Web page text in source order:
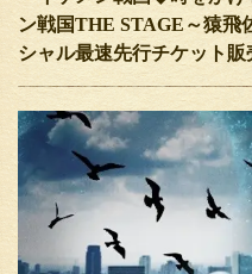
ン戦国THE STAGE～猿飛
シャル最速先行チケット販